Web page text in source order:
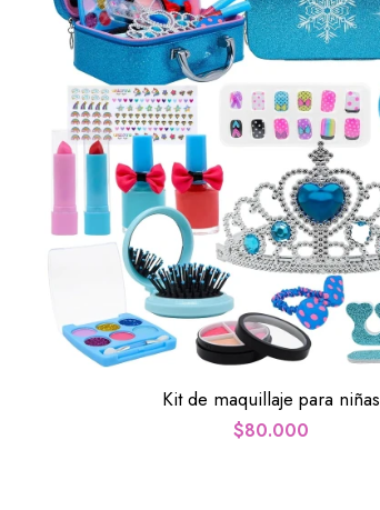
Kit de maquillaje para niñas
$80.000